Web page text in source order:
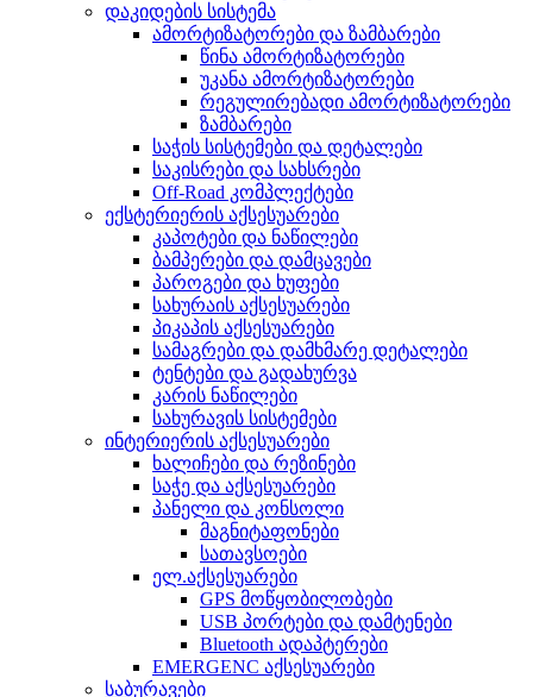
დაკიდების სისტემა
ამორტიზატორები და ზამბარები
წინა ამორტიზატორები
უკანა ამორტიზატორები
რეგულირებადი ამორტიზატორები
ზამბარები
საჭის სისტემები და დეტალები
საკისრები და სახსრები
Off-Road კომპლექტები
ექსტერიერის აქსესუარები
კაპოტები და ნაწილები
ბამპერები და დამცავები
პაროგები და ხუფები
სახურაის აქსესუარები
პიკაპის აქსესუარები
სამაგრები და დამხმარე დეტალები
ტენტები და გადახურვა
კარის ნაწილები
სახურავის სისტემები
ინტერიერის აქსესუარები
ხალიჩები და რეზინები
საჭე და აქსესუარები
პანელი და კონსოლი
მაგნიტაფონები
სათავსოები
ელ.აქსესუარები
GPS მოწყობილობები
USB პორტები და დამტენები
Bluetooth ადაპტერები
EMERGENC აქსესუარები
საბურავები